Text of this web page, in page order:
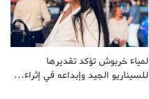
لمياء خربوش تؤكد تقديرها
للسيناريو الجيد وإبداعه في إثراء…